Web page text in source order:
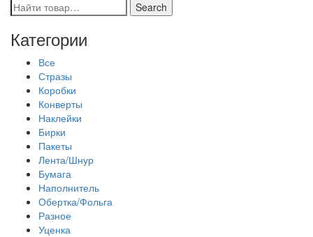
Категории
Все
Стразы
Коробки
Конверты
Наклейки
Бирки
Пакеты
Лента/Шнур
Бумага
Наполнитель
Обертка/Фольга
Разное
Уценка